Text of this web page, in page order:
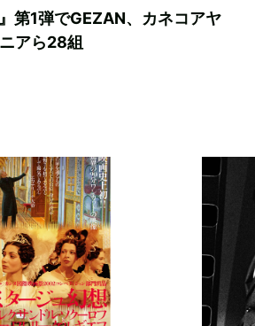
第1弾でGEZAN、カネコアヤ
アら28組